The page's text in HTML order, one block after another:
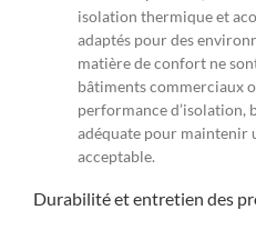
isolation thermique et
adaptés pour des
matière de confort ne
bâtiments commerciaux
performance d’isolation,
adéquate pour maintenir
acceptable.
Durabilité et entretien des